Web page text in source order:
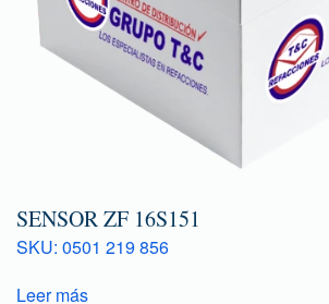
SENSOR ZF 16S151
SKU: 0501 219 856
Leer más